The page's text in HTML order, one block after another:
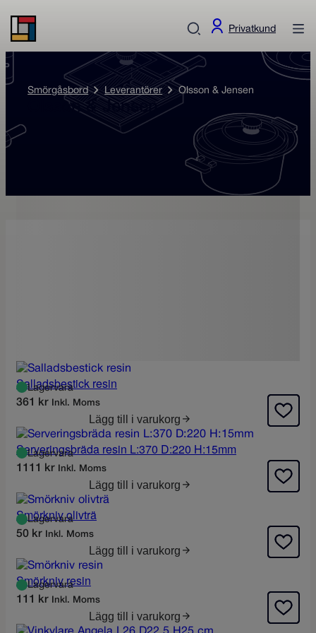
Privatkund
Smörgåsbord Leverantörer Olsson & Jensen
Olsson & Jensen
Salladsbestick resin
Lagervara
361 kr Inkl. Moms
Lägg till i varukorg
Serveringsbräda resin L:370 D:220 H:15mm
Lagervara
1111 kr Inkl. Moms
Lägg till i varukorg
Smörkniv olivträ
Lagervara
50 kr Inkl. Moms
Lägg till i varukorg
Smörkniv resin
Lagervara
111 kr Inkl. Moms
Lägg till i varukorg